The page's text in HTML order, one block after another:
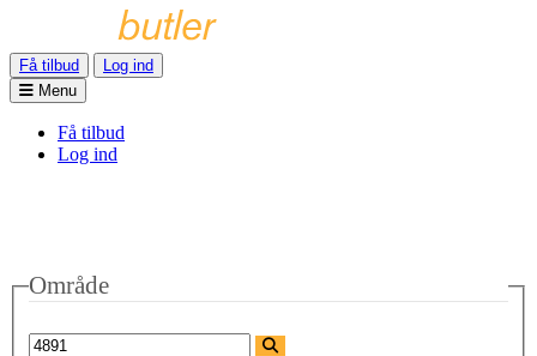
Få tilbud
Log ind
Menu
Få tilbud
Log ind
Område